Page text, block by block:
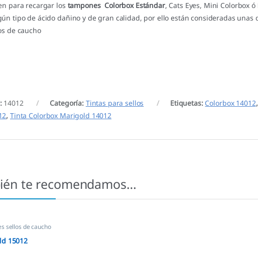
para recargar los tampones Colorbox Estándar, Cats Eyes, Mini Colorbox
tipo de ácido dañino y de gran calidad, por ello están consideradas unas
de caucho
14012 Categoría: Tintas para sellos Etiquetas: Colorbox 14012,
,Tinta Colorbox Marigold 14012
te recomendamos…
sellos de caucho
15012